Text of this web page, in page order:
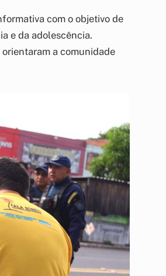
com o objetivo de
e da adolescência.
a comunidade